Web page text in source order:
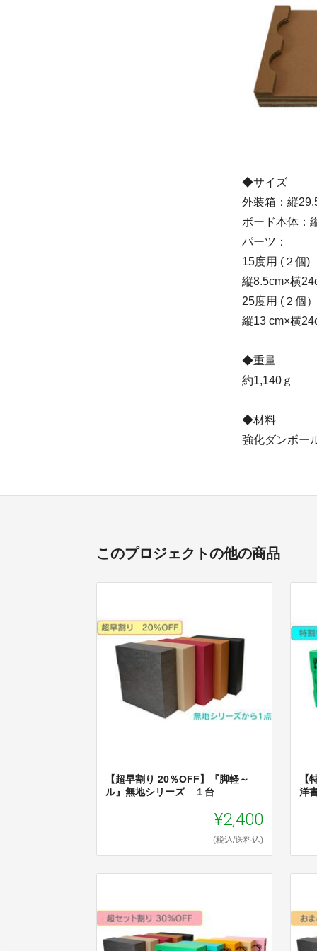
◆サイズ
外装箱：縦
ボード本体：
パーツ：
15度用 (２個)
縦8.5cm×横
25度用 (２個）
縦13 cm×横
◆重量
約1,140ｇ ※
◆材料
強化ダンボー
このプロジェクトの他の商品
【超早割り 20％OFF】『脚軽～
ル』無地シリーズ １台
¥2,400
(税込/送料込)
【
洋